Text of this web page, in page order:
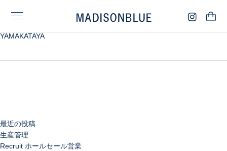
YAMAKATAYA
検
索
最近の投稿
生産管理
Recruit ホールセール営業